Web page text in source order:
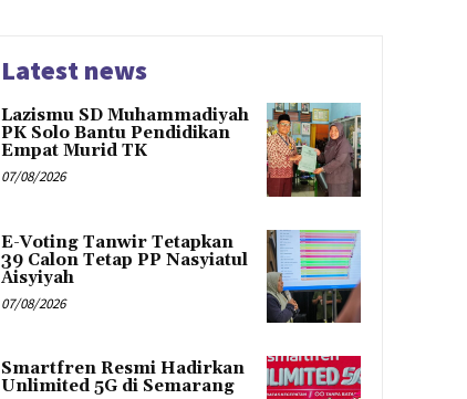
Latest news
Lazismu SD Muhammadiyah
PK Solo Bantu Pendidikan
Empat Murid TK
07/08/2026
E-Voting Tanwir Tetapkan
39 Calon Tetap PP Nasyiatul
Aisyiyah
07/08/2026
Smartfren Resmi Hadirkan
Unlimited 5G di Semarang